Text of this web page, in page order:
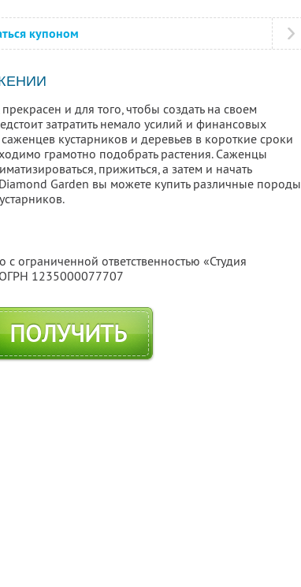
купоном
и для того, чтобы создать на своем
затратить немало усилий и финансовых
кустарников и деревьев в короткие сроки
грамотно подобрать растения. Саженцы
прижиться, а затем и начать
Garden вы можете купить различные породы
с ограниченной ответственностью «Студия
1235000077707
ПОЛУЧИТЬ